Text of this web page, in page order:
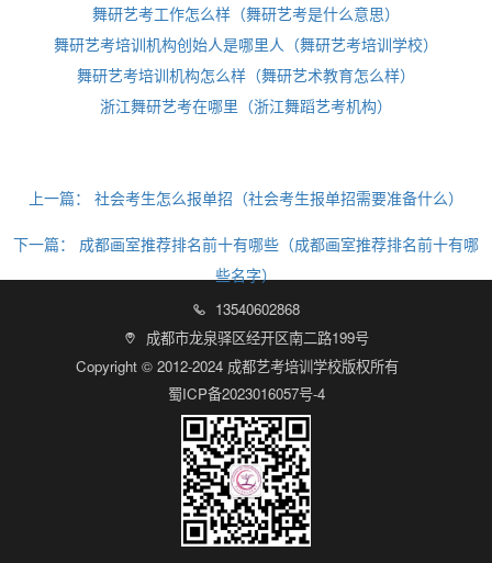
舞研艺考工作怎么样（舞研艺考是什么意思）
舞研艺考培训机构创始人是哪里人（舞研艺考培训学校）
舞研艺考培训机构怎么样（舞研艺术教育怎么样）
浙江舞研艺考在哪里（浙江舞蹈艺考机构）
上一篇： 社会考生怎么报单招（社会考生报单招需要准备什么）
下一篇：
成都画室推荐排名前十有哪些（成都画室推荐排名前十有哪
些名字）
 13540602868

成都市龙泉驿区经开区南二路199号
Copyright © 2012-2024 成都艺考培训学校版权所有
蜀ICP备2023016057号-4